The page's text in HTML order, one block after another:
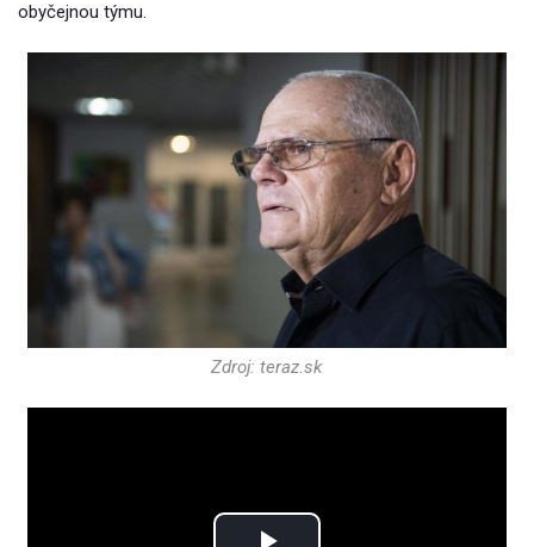
obyčejnou týmu.
Zdroj: teraz.sk